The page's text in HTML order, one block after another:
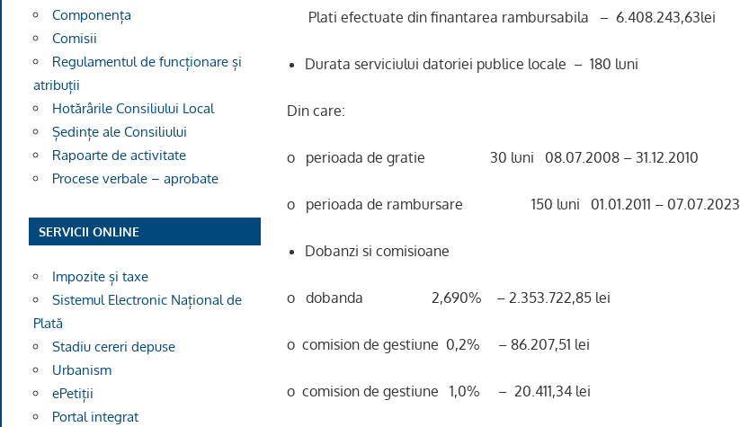
Plati efectuate din finantarea rambursabila – 6.408.243,63lei
Durata serviciului datoriei publice locale – 180 luni
Din care:
o perioada de gratie 30 luni 08.07.2008 – 31.12.2010
o perioada de rambursare 150 luni 01.01.2011 – 07.07.2023
Dobanzi si comisioane
o dobanda 2,690% – 2.353.722,85 lei
o comision de gestiune 0,2% – 86.207,51 lei
o comision de gestiune 1,0% – 20.411,34 lei
Componența
Comisii
Regulamentul de funcționare și
atribuții
Hotărârile Consiliului Local
Ședințe ale Consiliului
Rapoarte de activitate
Procese verbale – aprobate
SERVICII ONLINE
Impozite și taxe
Sistemul Electronic Național de
Plată
Stadiu cereri depuse
Urbanism
ePetiții
Portal integrat